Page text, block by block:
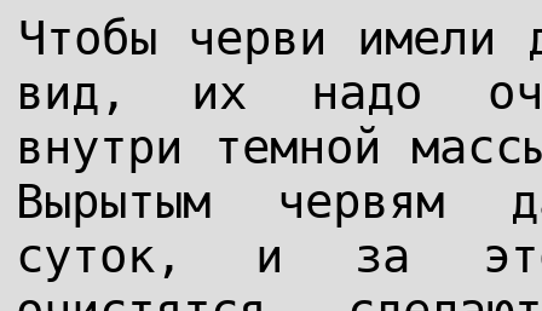
Чтобы черви имели
вид, их надо
внутри темной
Вырытым червям
суток, и за